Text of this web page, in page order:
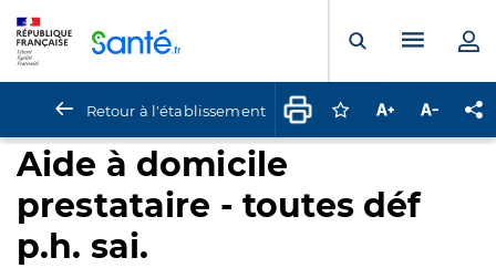
Ouvrir laMenu
Retour à l'établissement Connectez-vous
Augmenter la
Aide à domicile
prestataire - toutes déf
p.h. sai.